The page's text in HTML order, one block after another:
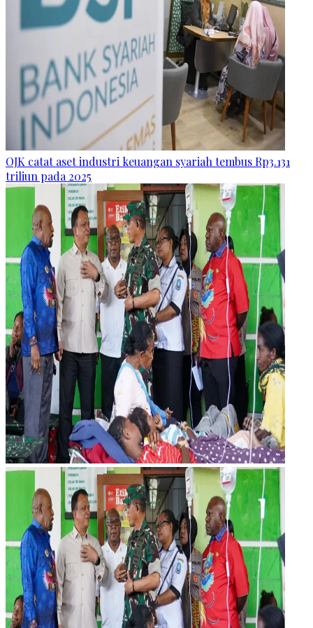
OJK catat aset industri keuangan syariah tembus Rp3.131
triliun pada 2025